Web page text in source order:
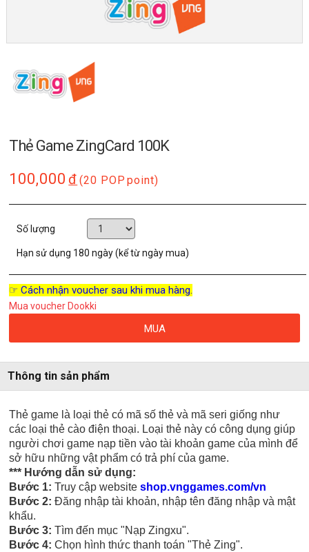
Thẻ Game ZingCard 100K
100,000 đ (20 POP point)
Số lượng
Hạn sử dụng 180 ngày (kể từ ngày mua)
☞ Cách nhận voucher sau khi mua hàng.
Mua voucher Dookki
MUA
Thông tin sản phẩm
Thẻ game là loại thẻ có mã số thẻ và mã seri giống như
các loại thẻ cào điện thoại. Loại thẻ này có công dụng giúp
người chơi game nạp tiền vào tài khoản game của mình để
sở hữu những vật phẩm có trả phí của game.
*** Hướng dẫn sử dụng:
Bước 1:Truy cập websiteshop.vnggames.com/vn
Bước 2: Đăng nhập tài khoản, nhập tên đăng nhập và mật
khẩu.
Bước 3: Tìm đến mục "Nạp Zingxu".
Bước 4:Chọn hình thức thanh toán "Thẻ Zing".